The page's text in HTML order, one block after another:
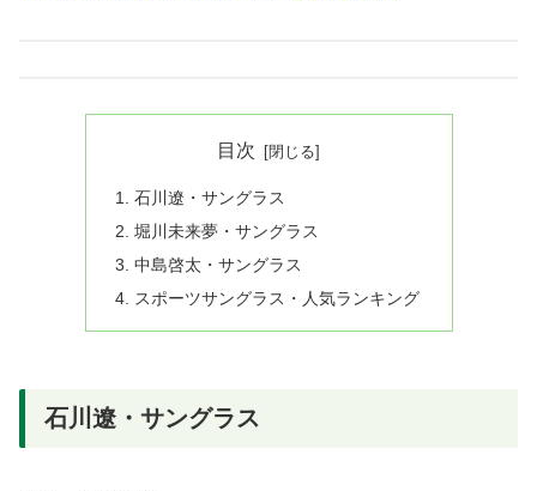
目次
石川遼・サングラス
堀川未来夢・サングラス
中島啓太・サングラス
スポーツサングラス・人気ランキング
石川遼・サングラス